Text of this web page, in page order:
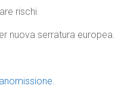
rischi.
nuova serratura europea.